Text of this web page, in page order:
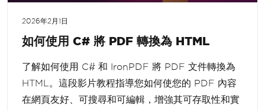
2026年2月1日
如何使用 C# 將 PDF 轉換為 HTML
了解如何使用 C# 和 IronPDF 將 PDF 文件轉換為
HTML。這段影片教程指導您如何使您的 PDF 內容
在網頁友好、可搜尋和可編輯，增強其可存取性和實